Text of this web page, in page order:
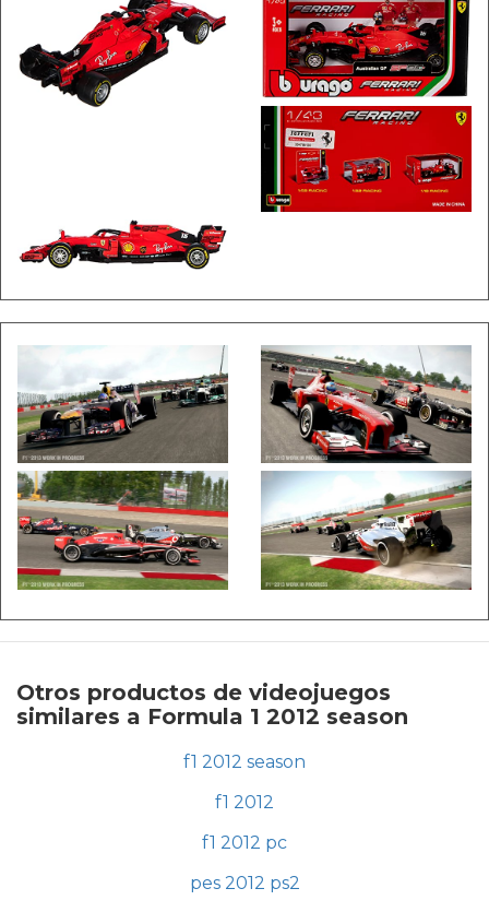
Otros productos de videojuegos
similares a Formula 1 2012 season
f1 2012 season
f1 2012
f1 2012 pc
pes 2012 ps2